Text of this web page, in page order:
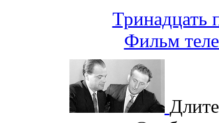
Тринадцать
Фильм